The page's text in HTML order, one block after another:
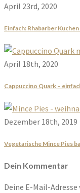
April 23rd, 2020
Einfach: Rhabarber
April 18th, 2020
Cappuccino Quark –
Dezember 18th, 2019
Vegetarische Mince Pies
Dein Kommentar
Deine E-Mail-